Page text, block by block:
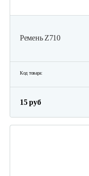
Ремень Z710
Код товара:
15 руб